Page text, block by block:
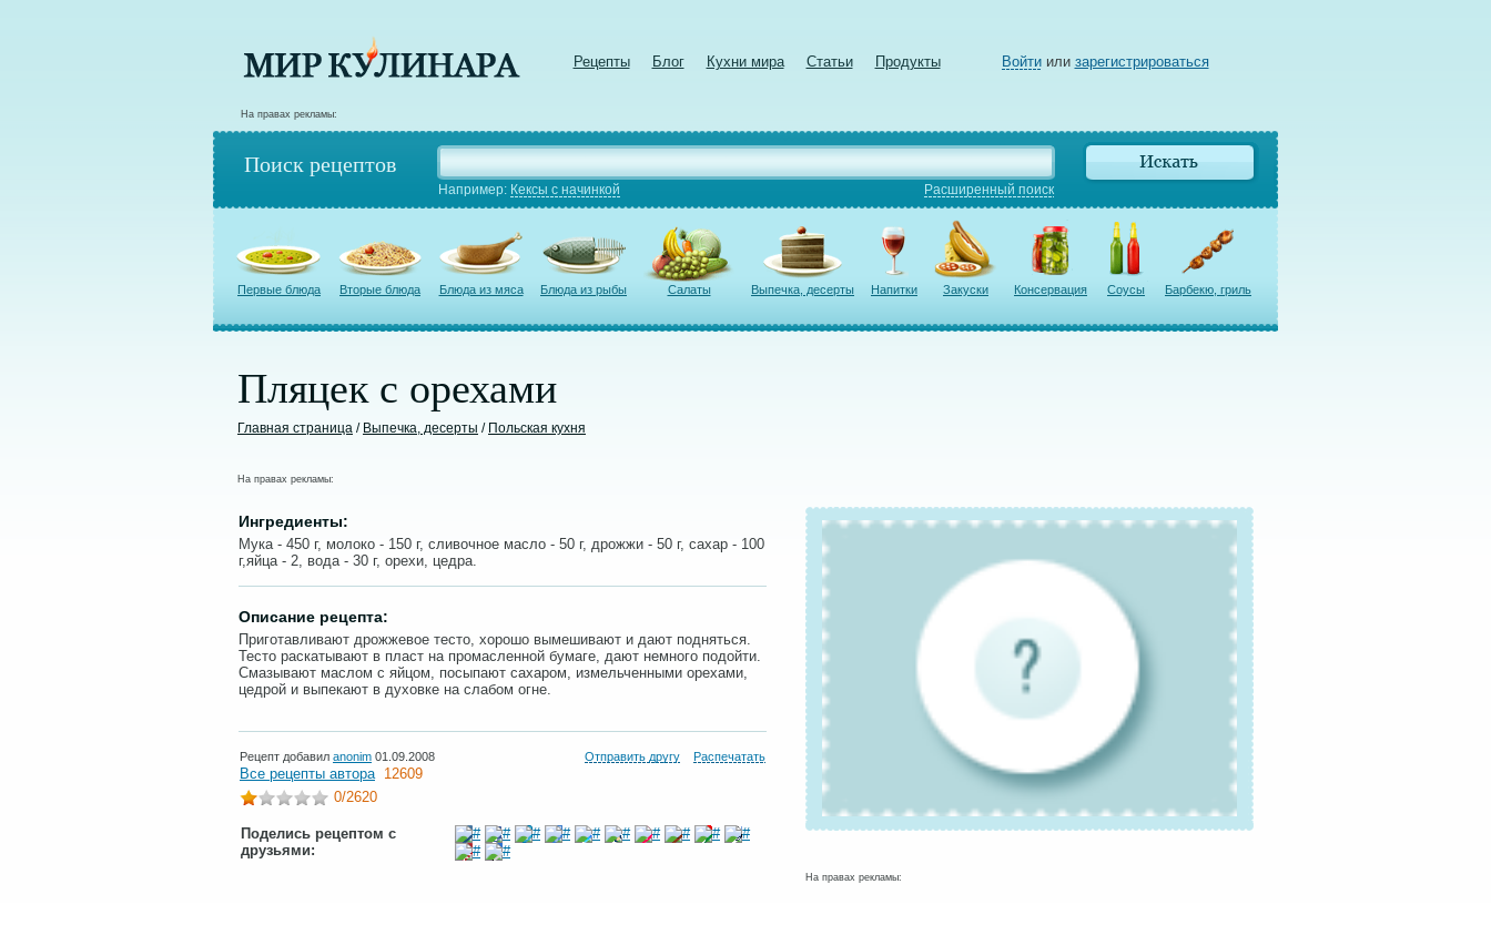
Рецепты Блог Кухни мира Статьи Продукты Войтиили зарегистрироваться
На правах рекламы:
Поиск рецептов
Например: Кексы с начинкой Расширенный поиск
Первые блюда Вторые блюда Блюда из мяса Блюда из рыбы Салаты Выпечка, десерты Напитки Закуски Консервация Соусы Барбекю, гриль
Пляцек с орехами
Главная страница / Выпечка, десерты / Польская кухня
На правах рекламы:
Ингредиенты:
Мука - 450 г, молоко - 150 г, сливочное масло - 50 г, дрожжи - 50 г, сахар - 100
г,яйца - 2, вода - 30 г, орехи, цедра.
Описание рецепта:
Приготавливают дрожжевое тесто, хорошо вымешивают и дают подняться.
Тесто раскатывают в пласт на промасленной бумаге, дают немного подойти.
Смазывают маслом с яйцом, посыпают сахаром, измельченными орехами,
цедрой и выпекают в духовке на слабом огне.
Рецепт добавил anonim 01.09.2008 Отправить другу Распечатать
Все рецепты автора 12609
0/2620
Поделись рецептом с
друзьями:
На правах рекламы: